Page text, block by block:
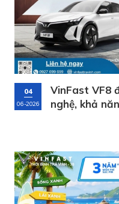
04
06-2026
VinFast VF8
nghệ, khả